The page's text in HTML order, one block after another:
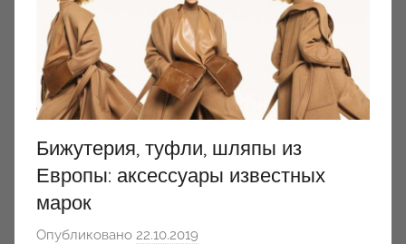
Бижутерия, туфли, шляпы из
Европы: аксессуары известных
марок
Опубликовано 22.10.2019